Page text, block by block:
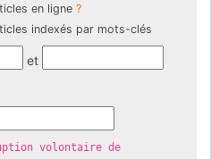
en ligne ?
indexés par mots-clés
et
volontaire de